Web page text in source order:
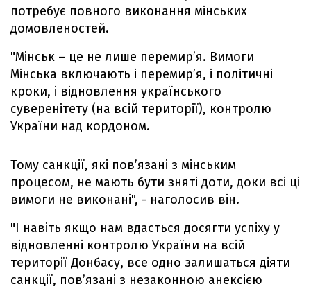
потребує повного виконання мінських
домовленостей.
"Мінськ – це не лише перемир’я. Вимоги
Мінська включають і перемир’я, і політичні
кроки, і відновлення українського
суверенітету (на всій території), контролю
України над кордоном.
Тому санкції, які пов’язані з мінським
процесом, не мають бути зняті доти, доки всі ці
вимоги не виконані", - наголосив він.
"І навіть якщо нам вдасться досягти успіху у
відновленні контролю України на всій
території Донбасу, все одно залишаться діяти
санкції, пов’язані з незаконною анексією